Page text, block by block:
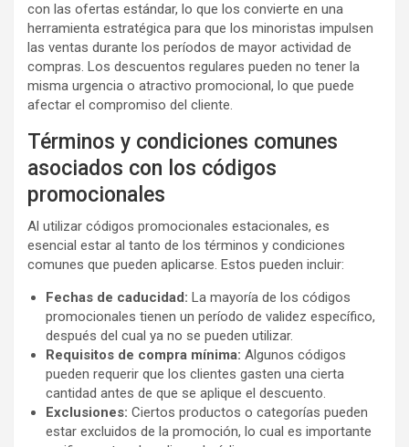
con las ofertas estándar, lo que los convierte en una
herramienta estratégica para que los minoristas impulsen
las ventas durante los períodos de mayor actividad de
compras. Los descuentos regulares pueden no tener la
misma urgencia o atractivo promocional, lo que puede
afectar el compromiso del cliente.
Términos y condiciones comunes
asociados con los códigos
promocionales
Al utilizar códigos promocionales estacionales, es
esencial estar al tanto de los términos y condiciones
comunes que pueden aplicarse. Estos pueden incluir:
Fechas de caducidad: La mayoría de los códigos
promocionales tienen un período de validez específico,
después del cual ya no se pueden utilizar.
Requisitos de compra mínima: Algunos códigos
pueden requerir que los clientes gasten una cierta
cantidad antes de que se aplique el descuento.
Exclusiones: Ciertos productos o categorías pueden
estar excluidos de la promoción, lo cual es importante